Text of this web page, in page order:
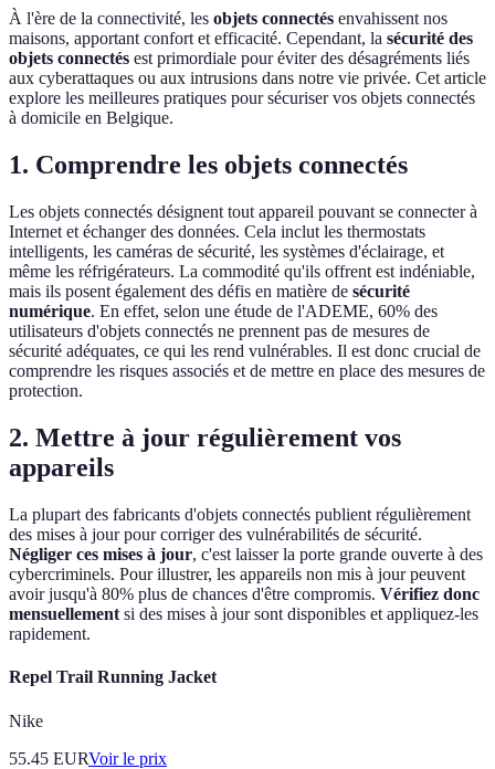
À l'ère de la connectivité, les objets connectés envahissent nos
maisons, apportant confort et efficacité. Cependant, la sécurité des
objets connectés est primordiale pour éviter des désagréments liés
aux cyberattaques ou aux intrusions dans notre vie privée. Cet article
explore les meilleures pratiques pour sécuriser vos objets connectés
à domicile en Belgique.
1. Comprendre les objets connectés
Les objets connectés désignent tout appareil pouvant se connecter à
Internet et échanger des données. Cela inclut les thermostats
intelligents, les caméras de sécurité, les systèmes d'éclairage, et
même les réfrigérateurs. La commodité qu'ils offrent est indéniable,
mais ils posent également des défis en matière de sécurité
numérique. En effet, selon une étude de l'ADEME, 60% des
utilisateurs d'objets connectés ne prennent pas de mesures de
sécurité adéquates, ce qui les rend vulnérables. Il est donc crucial de
comprendre les risques associés et de mettre en place des mesures de
protection.
2. Mettre à jour régulièrement vos
appareils
La plupart des fabricants d'objets connectés publient régulièrement
des mises à jour pour corriger des vulnérabilités de sécurité.
Négliger ces mises à jour, c'est laisser la porte grande ouverte à des
cybercriminels. Pour illustrer, les appareils non mis à jour peuvent
avoir jusqu'à 80% plus de chances d'être compromis. Vérifiez donc
mensuellement si des mises à jour sont disponibles et appliquez-les
rapidement.
Repel Trail Running Jacket
Nike
55.45 EURVoir le prix